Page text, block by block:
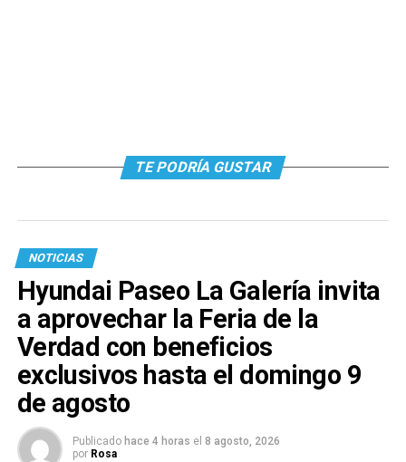
TE PODRÍA GUSTAR
NOTICIAS
Hyundai Paseo La Galería invita
a aprovechar la Feria de la
Verdad con beneficios
exclusivos hasta el domingo 9
de agosto
Publicado hace 4 horas el 8 agosto, 2026
por Rosa